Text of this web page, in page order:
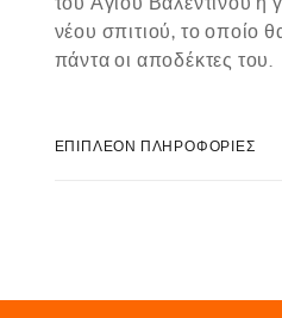
νέου σπιτιού, το οποίο
πάντα οι αποδέκτες του.
ΕΠΙΠΛΈΟΝ ΠΛΗΡΟΦΟΡΊΕΣ